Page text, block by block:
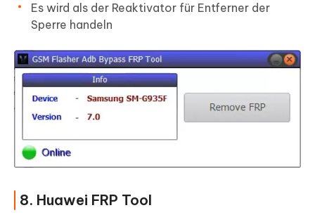
Es wird als der Reaktivator für Entferner der
Sperre handeln
8. Huawei FRP Tool